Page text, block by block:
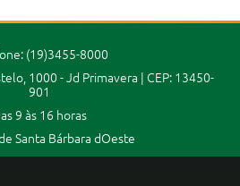
(19)3455-8000
1000 - Jd Primavera | CEP: 13450-
901
9 às 16 horas
Santa Bárbara dOeste